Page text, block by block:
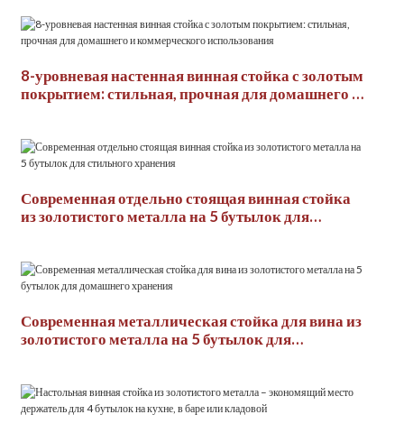
8-уровневая настенная винная стойка с золотым
покрытием: стильная, прочная для домашнего и
Современная отдельно стоящая винная стойка
из золотистого металла на 5 бутылок для
Современная металлическая стойка для вина из
золотистого металла на 5 бутылок для